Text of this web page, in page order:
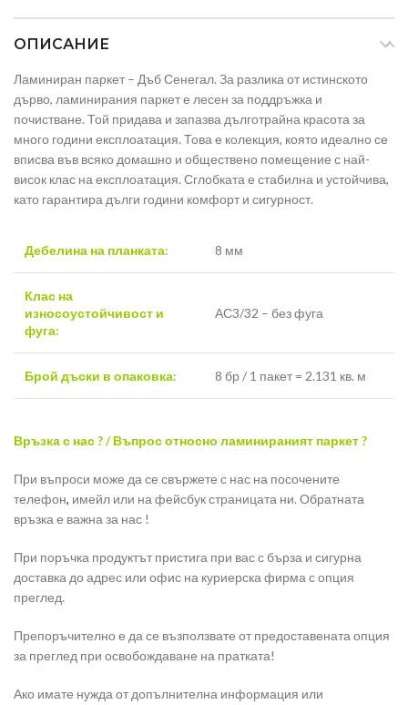
ОПИСАНИЕ
Ламиниран паркет – Дъб Сенегал. За разлика от истинското
дърво, ламинирания паркет е лесен за поддръжка и
почистване. Той придава и запазва дълготрайна красота за
много години експлоатация. Това е колекция, която идеално се
вписва във всяко домашно и обществено помещение с най-
висок клас на експлоатация. Сглобката е стабилна и устойчива,
като гарантира дълги години комфорт и сигурност.
Дебелина на планката: 8 мм
Клас на
износоустойчивост и
фуга:
АС3/32 – без фуга
Брой дъски в опаковка: 8 бр / 1 пакет = 2.131 кв. м
Връзка с нас ? / Въпрос относно ламинираният паркет ?
При въпроси може да се свържете с нас на посочените
телефон, имейл или на фейсбук страницата ни. Обратната
връзка е важна за нас !
При поръчка продуктът пристига при вас с бърза и сигурна
доставка до адрес или офис на куриерска фирма с опция
преглед.
Препоръчително е да се възползвате от предоставената опция
за преглед при освобождаване на пратката!
Ако имате нужда от допълнителна информация или